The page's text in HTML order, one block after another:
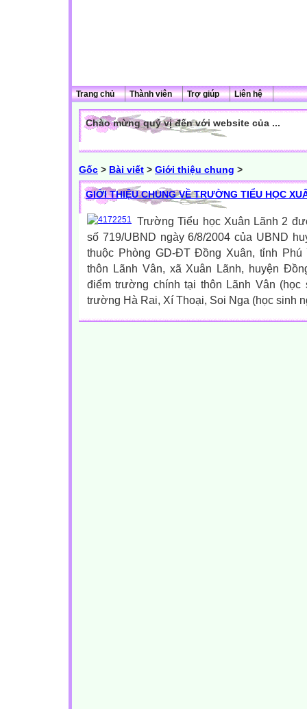
Trang chủ Thành viên Trợ giúp Liên hệ
Chào mừng quý vị đến với website của ...
Gốc > Bài viết > Giới thiệu chung >
GIỚI THIỆU CHUNG VỀ TRƯỜNG TIỂU HỌC
Trường Tiểu học Xuân Lãnh 2
số 719/UBND ngày 6/8/2004 của UBND
thuộc Phòng GD-ĐT Đồng Xuân, tỉnh
thôn Lãnh Vân, xã Xuân Lãnh, huyện
điểm trường chính tại thôn Lãnh Vân
trường Hà Rai, Xí Thoại, Soi Nga (học sinh